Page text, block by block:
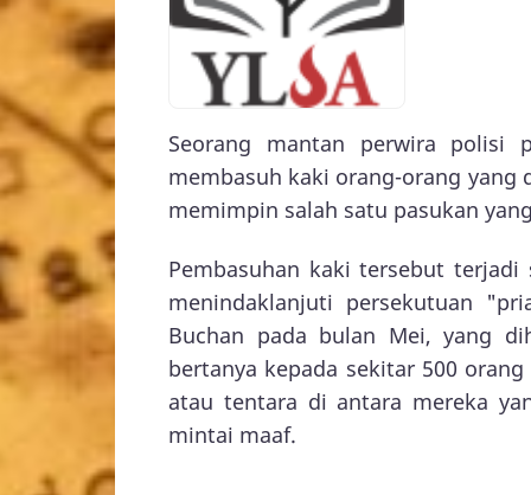
Seorang mantan perwira polisi
membasuh kaki orang-orang
memimpin salah satu pasukan
Pembasuhan kaki tersebut
menindaklanjuti persekutuan
Buchan pada bulan Mei, yang
bertanya kepada sekitar 500
atau tentara di antara mereka
mintai maaf.